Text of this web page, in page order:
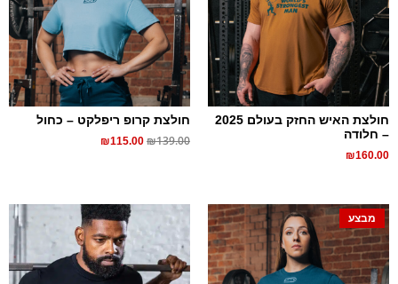
חולצת האיש החזק בעולם 2025
– חלודה
₪160.00
חולצת קרופ ריפלקט – כחול
₪139.00
₪115.00
מבצע